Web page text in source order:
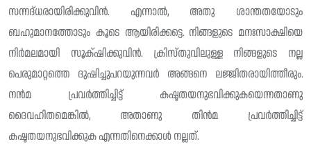
സന്നദ്‌ധരായിരിക്കുവിൻ. എന്നാൽ, അതു ശാന്തതയോടും
ബഹുമാനത്തോടും കൂടെ ആയിരിക്കട്ടെ. നിങ്ങളുടെ മനഃസാക്ഷിയെ
നിർമലമായി സൂക്‌ഷിക്കുവിൻ. ക്രിസ്തുവിലുള്ള നിങ്ങളുടെ നല്ല
പെരുമാറ്റത്തെ ദുഷിച്ചുപറയുന്നവർ അങ്ങനെ ല‌ജ്ജിതരായിത്തീരും.
നൻമ പ്രവർത്തിച്ചിട്ട് കഷ്ടതയനുഭവിക്കുകയെന്നതാണു
ദൈവഹിതമെങ്കിൽ, അതാണു തിൻമ പ്രവർത്തിച്ചിട്ട്
കഷ്ടതയനുഭവിക്കുക എന്നതിനെക്കാൾ നല്ലത്.